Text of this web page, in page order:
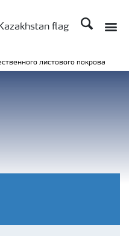
Поиск
листового покрова